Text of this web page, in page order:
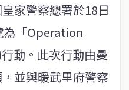
家警察總署於18日
為「Operation
動。此次行動由曼
並與暖武里府警察